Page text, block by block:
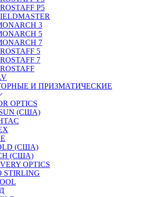
P5
3
5
7
5
7
И ПРИЗМАТИЧЕСКИЕ
OPTICS
(США)
(США)
(США)
OPTICS
STIRLING